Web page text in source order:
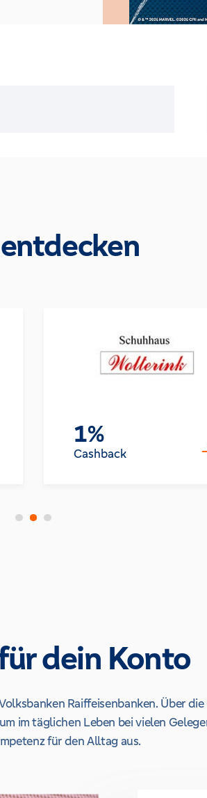
1%
Cashback
dein Konto
Raiffeisenbanken. Über
im täglichen Leben bei vielen
für den Alltag aus.